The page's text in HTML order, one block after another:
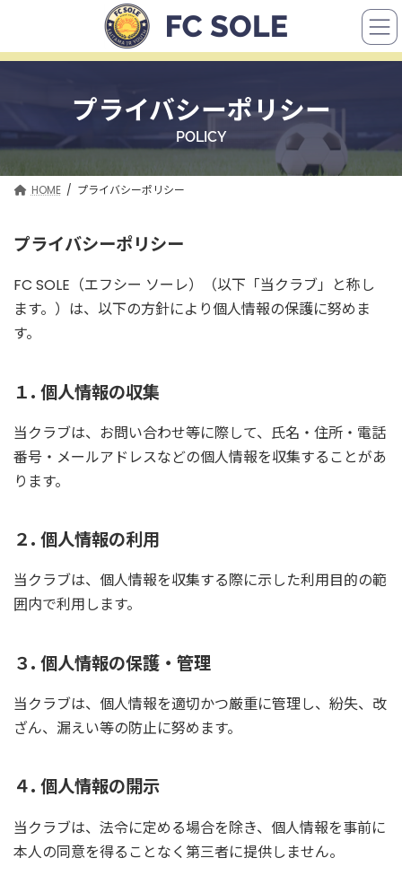
テ
ス
キ
ゲ
ン
に
プライバシーポリシー
POLICY
HOME プライバシーポリシー
プライバシーポリシー
FC SOLE（エフシー ソーレ）（以下「当クラブ」と称し
ます。）は、以下の方針により個人情報の保護に努めま
す。
１. 個人情報の収集
当クラブは、お問い合わせ等に際して、氏名・住所・電話
番号・メールアドレスなどの個人情報を収集することがあ
ります。
２. 個人情報の利用
当クラブは、個人情報を収集する際に示した利用目的の範
囲内で利用します。
３. 個人情報の保護・管理
当クラブは、個人情報を適切かつ厳重に管理し、紛失、改
ざん、漏えい等の防止に努めます。
４. 個人情報の開示
当クラブは、法令に定める場合を除き、個人情報を事前に
本人の同意を得ることなく第三者に提供しません。